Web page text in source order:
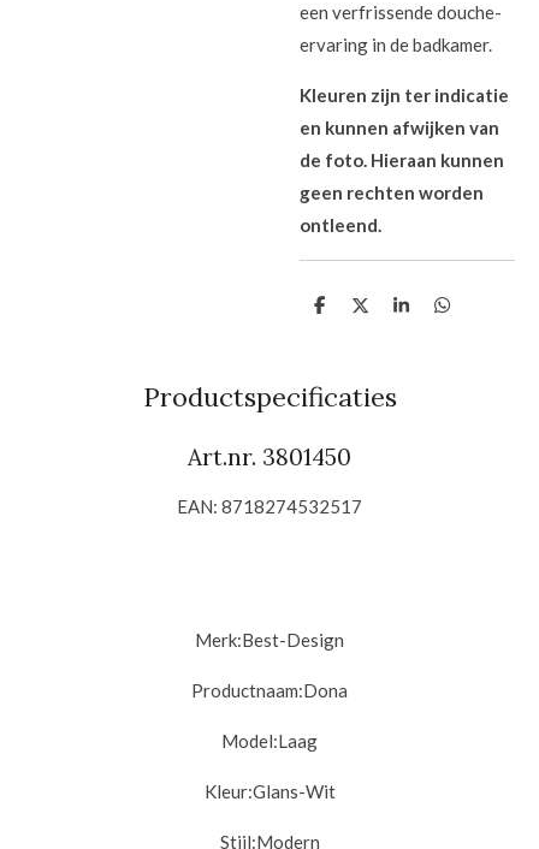
een verfrissende douche-
ervaring in de badkamer.
Kleuren zijn ter indicatie
en kunnen afwijken van
de foto. Hieraan kunnen
geen rechten worden
ontleend.
D
n
D
S
D
Productspecificaties
Art.nr. 3801450
EAN: 8718274532517
Merk:Best-Design
Productnaam:Dona
Model:Laag
Kleur:Glans-Wit
Stijl:Modern